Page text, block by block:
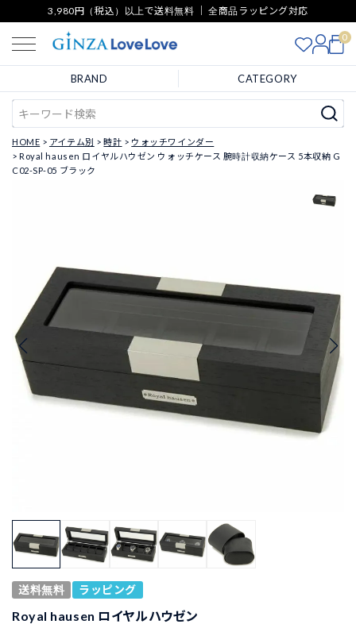
3,980円（税込）以上で送料無料 ｜ 全商品ラッピング対応
0
BRAND CATEGORY
HOME アイテム別 時計
ウォッチワインダー
Royal hausen ロイヤルハウゼン ウォッチケース 腕時計収納ケース 5本収納 G
C02-SP-05 ブラック
送料無料 ラッピング
Royal hausen ロイヤルハウゼン